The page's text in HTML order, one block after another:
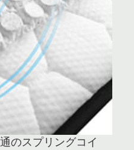
のスプリングコイ